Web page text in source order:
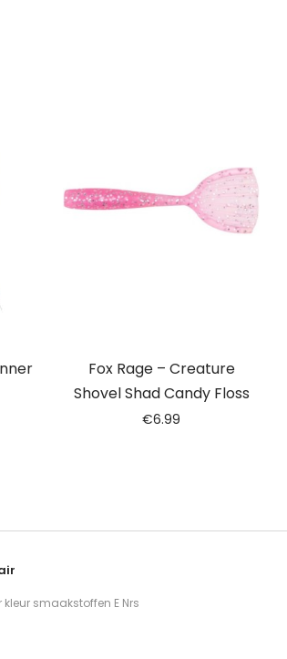
Fox Rage – Creature
Shovel Shad Candy Floss
€6.99
kleur smaakstoffen E Nrs